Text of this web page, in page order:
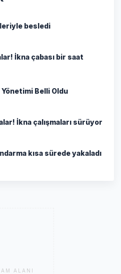
besledi
İkna çabası bir saat
Belli Oldu
İkna çalışmaları sürüyor
kısa sürede yakaladı
ALANI